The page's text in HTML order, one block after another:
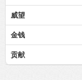
威望
金钱
贡献